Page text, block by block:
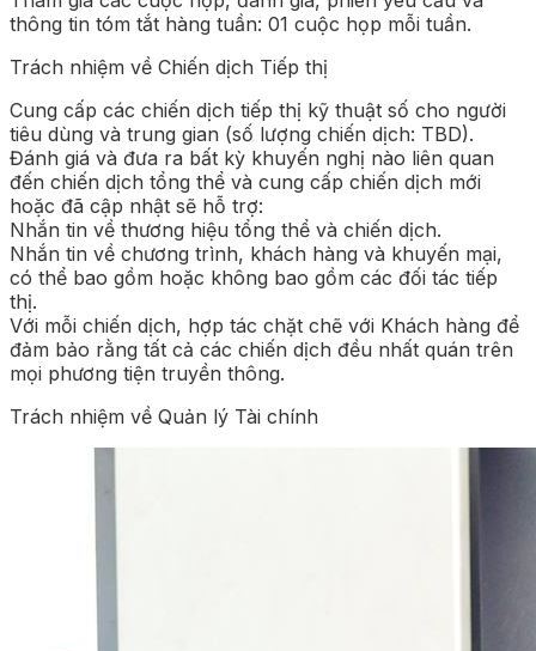
thông tin tóm tắt hàng tuần: 01 cuộc họp mỗi tuần.
Trách nhiệm về Chiến dịch Tiếp thị
Cung cấp các chiến dịch tiếp thị kỹ thuật số cho người
tiêu dùng và trung gian (số lượng chiến dịch: TBD).
Đánh giá và đưa ra bất kỳ khuyến nghị nào liên quan
đến chiến dịch tổng thể và cung cấp chiến dịch mới
hoặc đã cập nhật sẽ hỗ trợ:
Nhắn tin về thương hiệu tổng thể và chiến dịch.
Nhắn tin về chương trình, khách hàng và khuyến mại,
có thể bao gồm hoặc không bao gồm các đối tác tiếp
thị.
Với mỗi chiến dịch, hợp tác chặt chẽ với Khách hàng để
đảm bảo rằng tất cả các chiến dịch đều nhất quán trên
mọi phương tiện truyền thông.
Trách nhiệm về Quản lý Tài chính